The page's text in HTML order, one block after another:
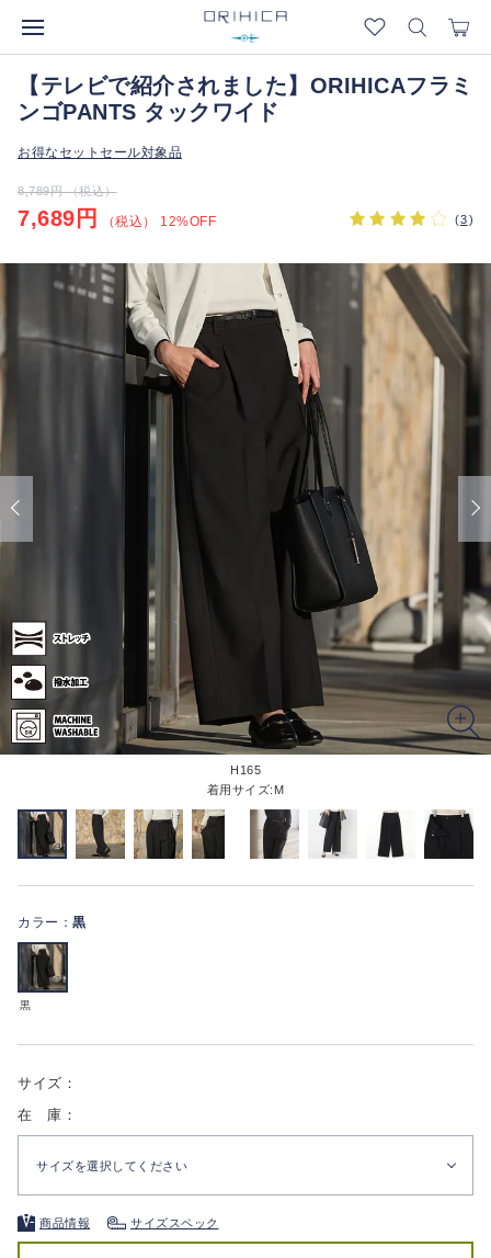
【テレビで紹介されました】ORIHICAフラミ
ンゴPANTS タックワイド
お得なセットセール対象品
8,789円 （税込）
7,689円 （税込） 12%OFF (3)
H165
着用サイズ:M
カラー： 黒
黒
サイズ：
在 庫：
サイズを選択してください
商品情報 サイズスペック